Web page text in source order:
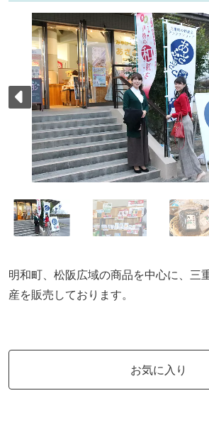
明和町、松阪広域の商品を中心に、三
産を販売しております。
お気に入り